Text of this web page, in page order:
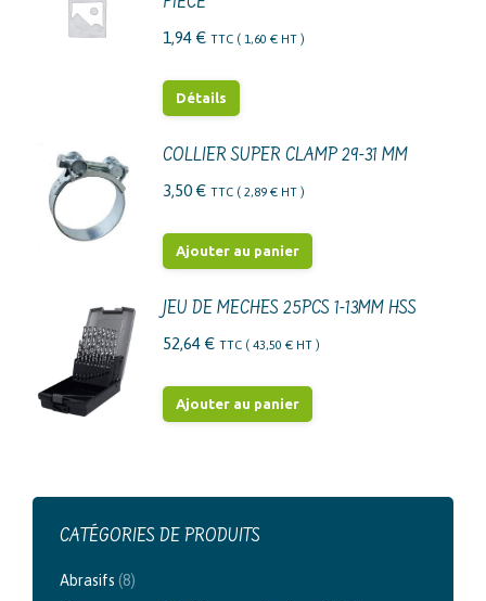
1,94 € TTC ( 1,60 € HT )
Détails
COLLIER SUPER CLAMP 29-31 MM
3,50 € TTC ( 2,89 € HT )
Ajouter au panier
JEU DE MECHES 25PCS 1-13MM HSS
52,64 € TTC ( 43,50 € HT )
Ajouter au panier
CATÉGORIES DE PRODUITS
Abrasifs (8)